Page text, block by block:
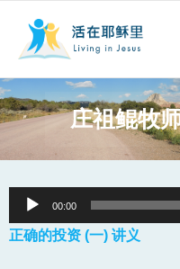
事工概要
阅读文章
永生之道
庄祖鲲牧
Audio
Player
00:00
正确的投资 (一) 讲义